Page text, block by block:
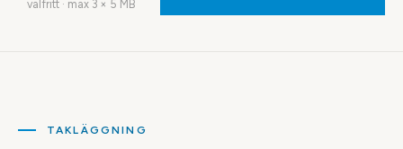
valfritt · max 3 × 5 MB
TAKLÄGGNING